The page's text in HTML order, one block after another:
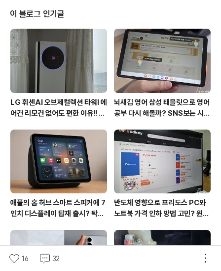
inQ 아이스판타지아가 지상파는 아니지만 방송에 생중계
된다는 소식도 있어 더욱 기대를 하게 되었답니다. 엘지전
자의 엘지 V50 씽큐도 전시가 되어 듀얼스크린을 체험하
고 퀴즈도 풀면서 즐거운 시간을 보냈습니다. 미세먼지도
별로 없는 파란하늘과 살살 불어오는 봄바람이 더욱 기분
을 들뜨게 했습니다. 차준환의 피겨연기를 기..
이 블로그 인기글
LG 휘센AI 오브제컬렉션 타워I 에
어컨 리모컨 없어도 편한 이유!! 7
후기
뇌새김 영어 삼성 태블릿으로 영어
공부 다시 해볼까? SNS보는 시간
애플의 홈 허브 스마트 스피커에 7
인치 디스플레이 탑재 출시? 탁상
체제 적용!!
반도체 영향으로 프리도스 PC와
노트북 가격 인하 방법 고민? 윈도
방법?(feat. vip-scdkeys)
16 32